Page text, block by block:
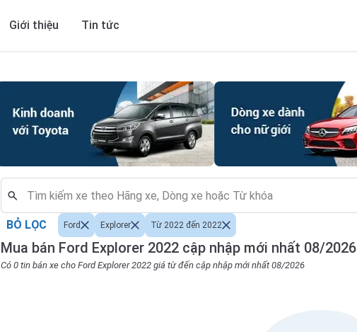
Giới thiệu Tin tức
Mua bán Ford Explorer 2022 cập nhập mới nhất 08/2026
Có 0 tin bán xe cho Ford Explorer 2022 giá từ đến cập nhập mới nhất 08/2026
BỎ LỌC Ford Explorer Từ 2022 đến 2022